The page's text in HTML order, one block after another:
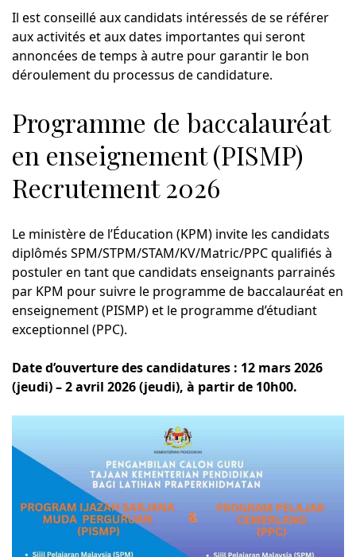
Il est conseillé aux candidats intéressés de se référer
aux activités et aux dates importantes qui seront
annoncées de temps à autre pour garantir le bon
déroulement du processus de candidature.
Programme de baccalauréat
en enseignement (PISMP)
Recrutement 2026
Le ministère de l’Éducation (KPM) invite les candidats
diplômés SPM/STPM/STAM/KV/Matric/PPC qualifiés à
postuler en tant que candidats enseignants parrainés
par KPM pour suivre le programme de baccalauréat en
enseignement (PISMP) et le programme d’étudiant
exceptionnel (PPC).
Date d’ouverture des candidatures : 12 mars 2026
(jeudi) – 2 avril 2026 (jeudi), à partir de 10h00.